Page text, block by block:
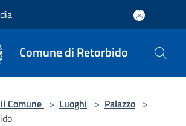
Comune di Retorbido
Comune > Luoghi > Palazzo >